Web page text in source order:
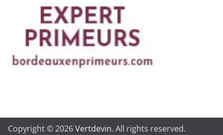
Copyright © 2026Vertdevin. All rights reserved.